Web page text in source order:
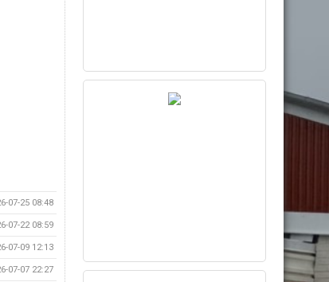
07-25 08:48
07-22 08:59
07-09 12:13
07-07 22:27